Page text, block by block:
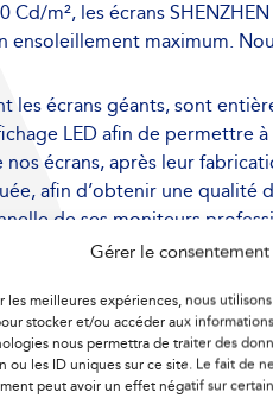
Gérer le
les meilleures expériences, nous
stocker et/ou accéder aux
nous permettra de traiter des
ou les ID uniques sur ce site. Le fait de
peut avoir un effet négatif sur
Cd/m², les écrans
maximum.
les écrans géants, sont
LED afin de permettre
écrans, après leur
afin d’obtenir une qualité
de ses moniteurs
de 3 ans de nos produits,
et l’Afrique central.
de surveillance à distance